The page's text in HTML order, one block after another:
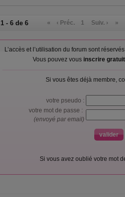
1 - 6 de 6 « ‹ Préc. 1 Suiv. › »
L’accès et l’utilisation du forum sont
Vous pouvez vous inscrire
Si vous êtes déjà membre,
votre pseudo :
votre mot de passe :
(envoyé par email)
Si vous avez oublié votre mot